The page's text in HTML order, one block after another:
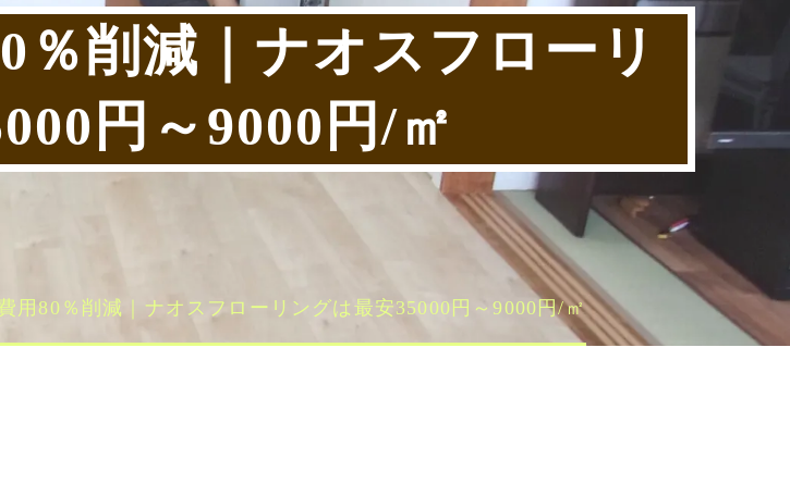
％削減｜ナオスフローリ
円～9000円/㎡
用80％削減｜ナオスフローリングは最安35000円～9000円/㎡